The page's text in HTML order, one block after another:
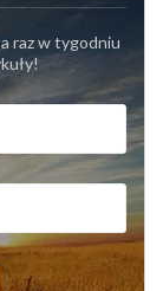
raz w tygodniu